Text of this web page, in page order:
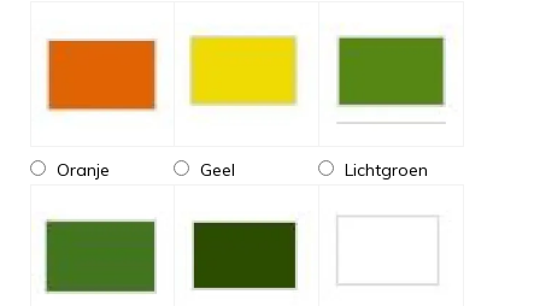
Oranje Geel Lichtgroen